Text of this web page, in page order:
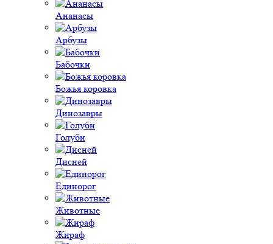
Ананасы
Арбузы
Бабочки
Божья коровка
Динозавры
Голуби
Дисней
Единорог
Животные
Жираф